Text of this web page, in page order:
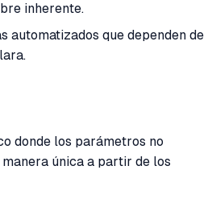
inherente.
automatizados que dependen de
donde los parámetros no
única a partir de los